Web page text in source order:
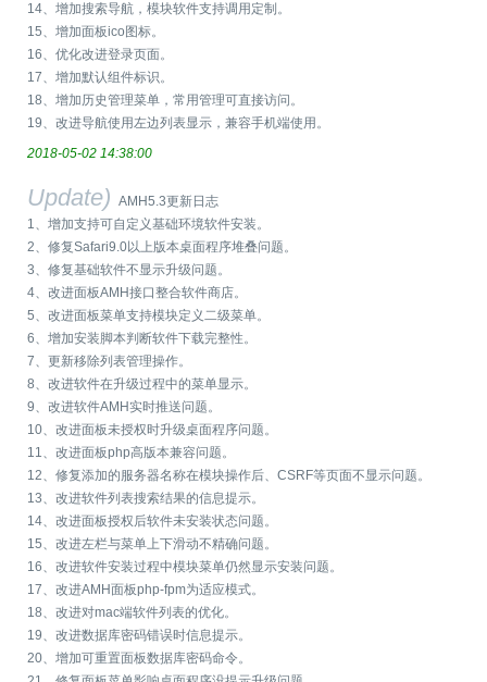
14、增加搜索导航，模块软件支持调用定制。
15、增加面板ico图标。
16、优化改进登录页面。
17、增加默认组件标识。
18、增加历史管理菜单，常用管理可直接访问。
19、改进导航使用左边列表显示，兼容手机端使用。
2018-05-02 14:38:00
Update) AMH5.3更新日志
1、增加支持可自定义基础环境软件安装。
2、修复Safari9.0以上版本桌面程序堆叠问题。
3、修复基础软件不显示升级问题。
4、改进面板AMH接口整合软件商店。
5、改进面板菜单支持模块定义二级菜单。
6、增加安装脚本判断软件下载完整性。
7、更新移除列表管理操作。
8、改进软件在升级过程中的菜单显示。
9、改进软件AMH实时推送问题。
10、改进面板未授权时升级桌面程序问题。
11、改进面板php高版本兼容问题。
12、修复添加的服务器名称在模块操作后、CSRF等页面不显示问题。
13、改进软件列表搜索结果的信息提示。
14、改进面板授权后软件未安装状态问题。
15、改进左栏与菜单上下滑动不精确问题。
16、改进软件安装过程中模块菜单仍然显示安装问题。
17、改进AMH面板php-fpm为适应模式。
18、改进对mac端软件列表的优化。
19、改进数据库密码错误时信息提示。
20、增加可重置面板数据库密码命令。